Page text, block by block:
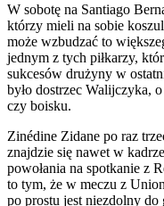
W sobotę na Santiago
którzy mieli na sobie
może wzbudzać to
jednym z tych piłkarzy,
sukcesów drużyny w
było dostrzec Walijczyka,
czy boisku.
Zinédine Zidane po raz
znajdzie się nawet w
powołania na spotkanie z
to tym, że w meczu z
po prostu jest niezdolny